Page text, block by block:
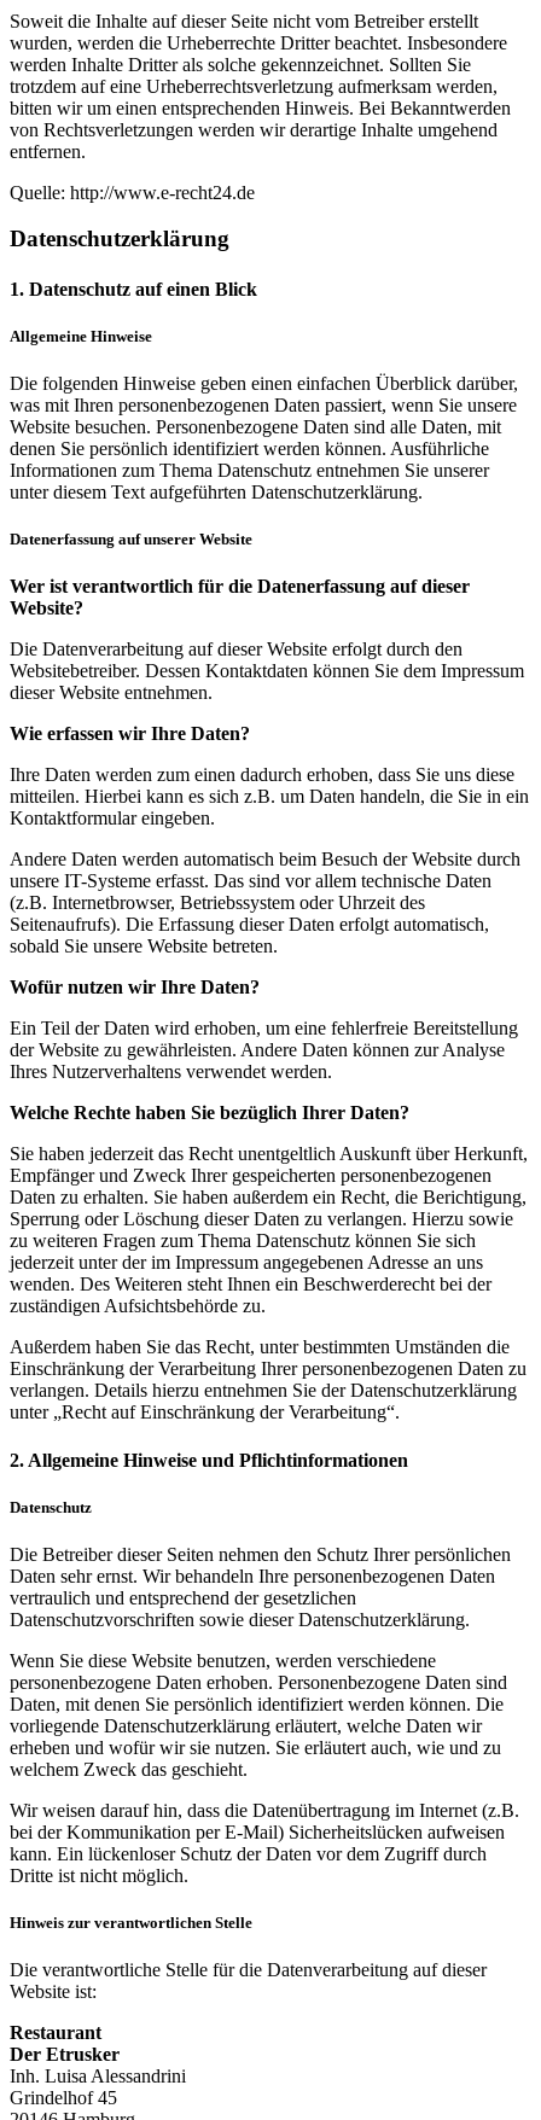
Soweit die Inhalte auf dieser Seite nicht vom Betreiber erstellt
wurden, werden die Urheberrechte Dritter beachtet. Insbesondere
werden Inhalte Dritter als solche gekennzeichnet. Sollten Sie
trotzdem auf eine Urheberrechtsverletzung aufmerksam werden,
bitten wir um einen entsprechenden Hinweis. Bei Bekanntwerden
von Rechtsverletzungen werden wir derartige Inhalte umgehend
entfernen.
Quelle: http://www.e-recht24.de
Datenschutzerklärung
1. Datenschutz auf einen Blick
Allgemeine Hinweise
Die folgenden Hinweise geben einen einfachen Überblick darüber,
was mit Ihren personenbezogenen Daten passiert, wenn Sie unsere
Website besuchen. Personenbezogene Daten sind alle Daten, mit
denen Sie persönlich identifiziert werden können. Ausführliche
Informationen zum Thema Datenschutz entnehmen Sie unserer
unter diesem Text aufgeführten Datenschutzerklärung.
Datenerfassung auf unserer Website
Wer ist verantwortlich für die Datenerfassung auf dieser
Website?
Die Datenverarbeitung auf dieser Website erfolgt durch den
Websitebetreiber. Dessen Kontaktdaten können Sie dem Impressum
dieser Website entnehmen.
Wie erfassen wir Ihre Daten?
Ihre Daten werden zum einen dadurch erhoben, dass Sie uns diese
mitteilen. Hierbei kann es sich z.B. um Daten handeln, die Sie in ein
Kontaktformular eingeben.
Andere Daten werden automatisch beim Besuch der Website durch
unsere IT-Systeme erfasst. Das sind vor allem technische Daten
(z.B. Internetbrowser, Betriebssystem oder Uhrzeit des
Seitenaufrufs). Die Erfassung dieser Daten erfolgt automatisch,
sobald Sie unsere Website betreten.
Wofür nutzen wir Ihre Daten?
Ein Teil der Daten wird erhoben, um eine fehlerfreie Bereitstellung
der Website zu gewährleisten. Andere Daten können zur Analyse
Ihres Nutzerverhaltens verwendet werden.
Welche Rechte haben Sie bezüglich Ihrer Daten?
Sie haben jederzeit das Recht unentgeltlich Auskunft über Herkunft,
Empfänger und Zweck Ihrer gespeicherten personenbezogenen
Daten zu erhalten. Sie haben außerdem ein Recht, die Berichtigung,
Sperrung oder Löschung dieser Daten zu verlangen. Hierzu sowie
zu weiteren Fragen zum Thema Datenschutz können Sie sich
jederzeit unter der im Impressum angegebenen Adresse an uns
wenden. Des Weiteren steht Ihnen ein Beschwerderecht bei der
zuständigen Aufsichtsbehörde zu.
Außerdem haben Sie das Recht, unter bestimmten Umständen die
Einschränkung der Verarbeitung Ihrer personenbezogenen Daten zu
verlangen. Details hierzu entnehmen Sie der Datenschutzerklärung
unter „Recht auf Einschränkung der Verarbeitung“.
2. Allgemeine Hinweise und Pflichtinformationen
Datenschutz
Die Betreiber dieser Seiten nehmen den Schutz Ihrer persönlichen
Daten sehr ernst. Wir behandeln Ihre personenbezogenen Daten
vertraulich und entsprechend der gesetzlichen
Datenschutzvorschriften sowie dieser Datenschutzerklärung.
Wenn Sie diese Website benutzen, werden verschiedene
personenbezogene Daten erhoben. Personenbezogene Daten sind
Daten, mit denen Sie persönlich identifiziert werden können. Die
vorliegende Datenschutzerklärung erläutert, welche Daten wir
erheben und wofür wir sie nutzen. Sie erläutert auch, wie und zu
welchem Zweck das geschieht.
Wir weisen darauf hin, dass die Datenübertragung im Internet (z.B.
bei der Kommunikation per E-Mail) Sicherheitslücken aufweisen
kann. Ein lückenloser Schutz der Daten vor dem Zugriff durch
Dritte ist nicht möglich.
Hinweis zur verantwortlichen Stelle
Die verantwortliche Stelle für die Datenverarbeitung auf dieser
Website ist:
Restaurant
Der Etrusker
Inh. Luisa Alessandrini
Grindelhof 45